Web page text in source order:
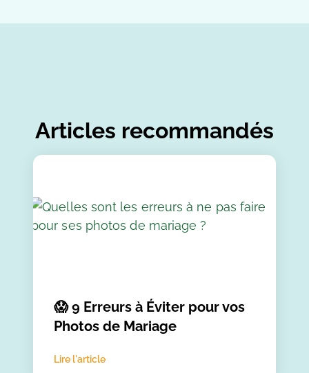
Articles recommandés
😱 9 Erreurs à Éviter pour vos
Photos de Mariage
Lire l'article